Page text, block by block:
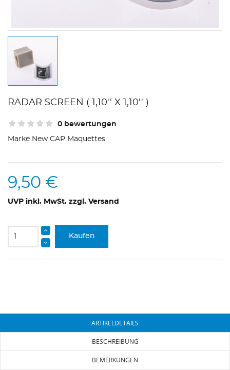
RADAR SCREEN ( 1,10'' X 1,10'' )
0 bewertungen
Marke New CAP Maquettes
9,50 €
UVP inkl. MwSt. zzgl. Versand
Kaufen
ARTIKELDETAILS
BESCHREIBUNG
BEMERKUNGEN